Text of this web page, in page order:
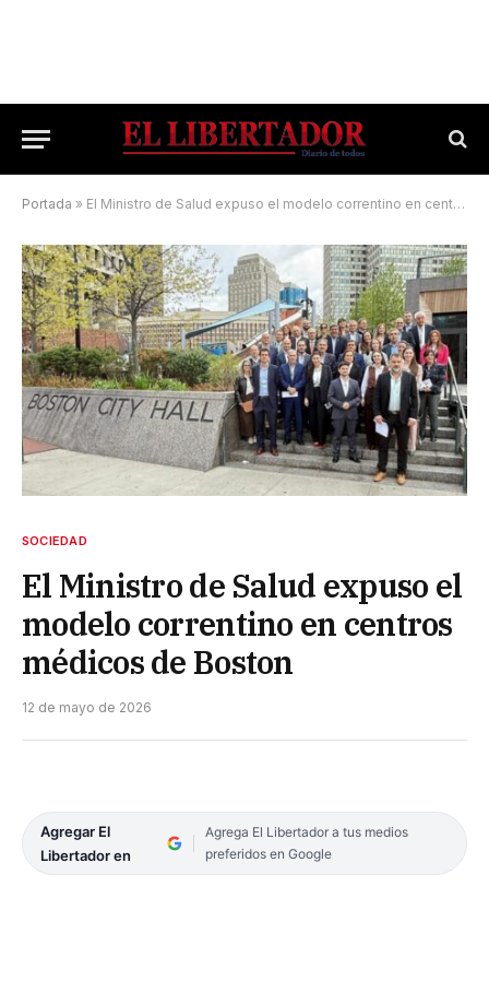
Portada » El Ministro de Salud expuso el modelo correntino en centros médicos de Boston
SOCIEDAD
El Ministro de Salud expuso el
modelo correntino en centros
médicos de Boston
12 de mayo de 2026
Agregar El
Libertador en
Agrega El Libertador a tus medios
preferidos en Google